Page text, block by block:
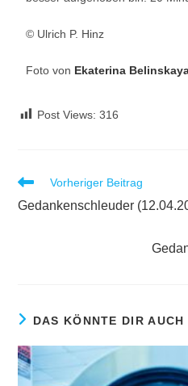
© Ulrich P. Hinz
Foto von Ekaterina
Post Views: 316
Vorheriger Beitrag
Gedankenschleuder
DAS KÖNNTE DIR